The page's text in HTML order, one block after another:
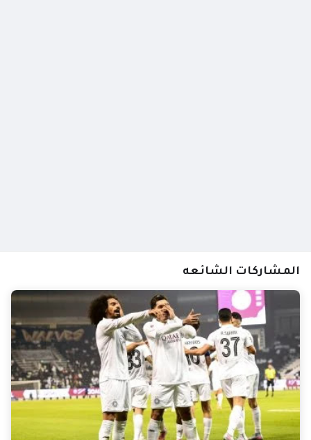
المشاركات الشائعه